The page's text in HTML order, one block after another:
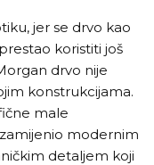
jer se drvo kao
koristiti još
drvo nije
konstrukcijama.
male
modernim
detaljem koji